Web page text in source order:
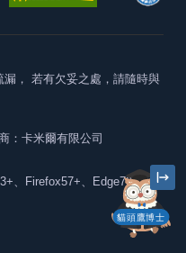
貓頭鷹博士
， 若有欠妥之處，請隨時與
：卡米爾有限公司
、Firefox57+、Edge79+及